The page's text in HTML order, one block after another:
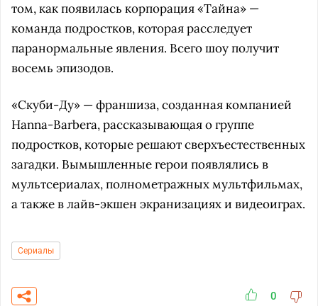
том, как появилась корпорация «Тайна» —
команда подростков, которая расследует
паранормальные явления. Всего шоу получит
восемь эпизодов.
«Скуби-Ду» — франшиза, созданная компанией
Hanna-Barbera, рассказывающая о группе
подростков, которые решают сверхъестественных
загадки. Вымышленные герои появлялись в
мультсериалах, полнометражных мультфильмах,
а также в лайв-экшен экранизациях и видеоиграх.
Сериалы
0